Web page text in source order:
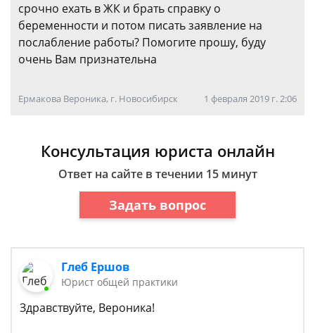
срочно ехать в ЖК и брать справку о
беременности и потом писать заявление на
послабление работы? Помогите прошу, буду
очень Вам признательна
Ермакова Вероника, г. Новосибирск 1 февраля 2019 г. 2:06
Консультация юриста онлайн
Ответ на сайте в течении 15 минут
Задать вопрос
Глеб Ершов
Юрист общей практики
Здравствуйте, Вероника!